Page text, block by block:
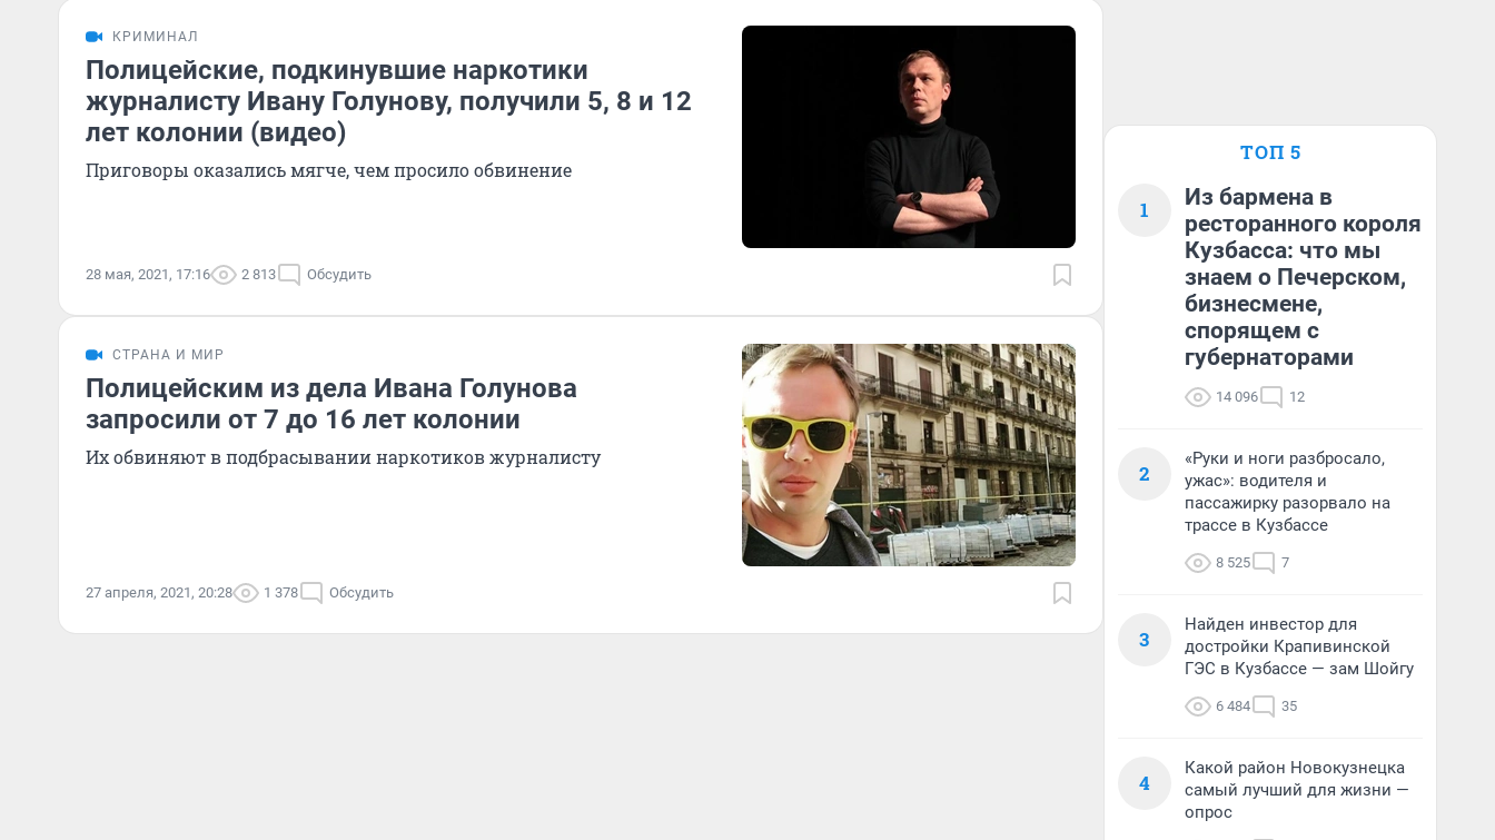
КРИМИНАЛ
Полицейские, подкинувшие наркотики
журналисту Ивану Голунову, получили 5, 8 и 12
лет колонии (видео)
Приговоры оказались мягче, чем просило обвинение
28 мая, 2021, 17:16 2 813 Обсудить
СТРАНА И МИР
Полицейским из дела Ивана Голунова
запросили от 7 до 16 лет колонии
Их обвиняют в подбрасывании наркотиков журналисту
27 апреля, 2021, 20:28 1 378 Обсудить
ТОП 5
1
Из бармена в
ресторанного короля
Кузбасса: что мы
знаем о Печерском,
бизнесмене,
спорящем с
губернаторами
14 096 12
2
«Руки и ноги разбросало,
ужас»: водителя и
пассажирку разорвало на
трассе в Кузбассе
8 525 7
3
Найден инвестор для
достройки Крапивинской
ГЭС в Кузбассе — зам Шойгу
6 484 35
4
Какой район Новокузнецка
самый лучший для жизни —
опрос